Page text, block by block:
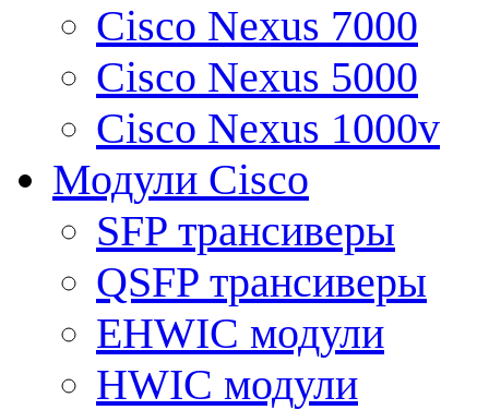
Cisco Nexus 7000
Cisco Nexus 5000
Cisco Nexus 1000v
Модули Cisco
SFP трансиверы
QSFP трансиверы
EHWIC модули
HWIC модули